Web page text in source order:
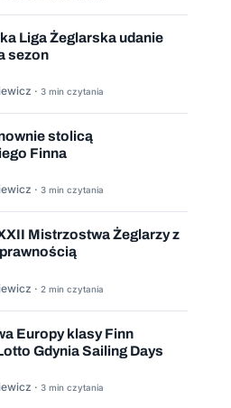
Liga Żeglarska udanie
sezon
· 3 min czytania
stolicą
Finna
· 3 min czytania
Mistrzostwa Żeglarzy z
· 2 min czytania
Europy klasy Finn
Gdynia Sailing Days
· 3 min czytania